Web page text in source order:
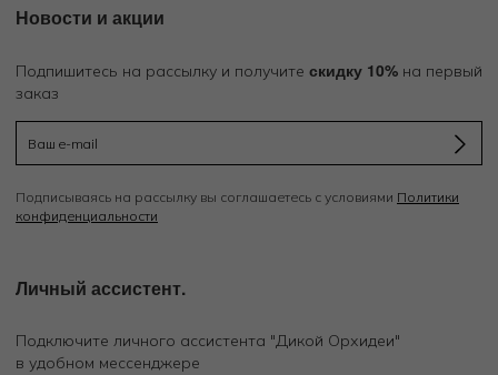
Новости и акции
Подпишитесь на рассылку и получите скидку 10% на первый
заказ
Подписываясь на рассылку вы соглашаетесь с условиями Политики
конфиденциальности
Личный ассистент.
Подключите личного ассистента "Дикой Орхидеи"
в удобном мессенджере